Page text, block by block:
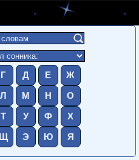
Г Д Е Ж
Л М Н О
Т У Ф Х
Щ Э Ю Я